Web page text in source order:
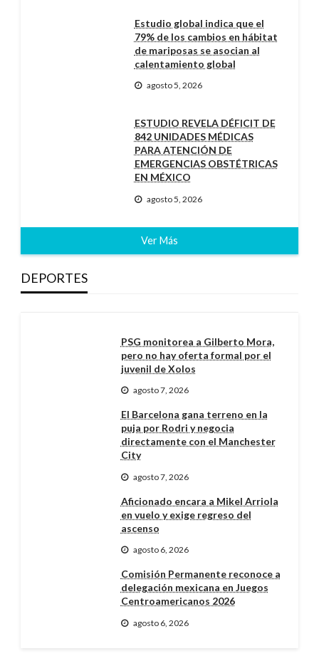
Estudio global indica que el
79% de los cambios en hábitat
de mariposas se asocian al
calentamiento global
agosto 5, 2026
ESTUDIO REVELA DÉFICIT DE
842 UNIDADES MÉDICAS
PARA ATENCIÓN DE
EMERGENCIAS OBSTÉTRICAS
EN MÉXICO
agosto 5, 2026
Ver Más
DEPORTES
PSG monitorea a Gilberto Mora,
pero no hay oferta formal por el
juvenil de Xolos
agosto 7, 2026
El Barcelona gana terreno en la
puja por Rodri y negocia
directamente con el Manchester
City
agosto 7, 2026
Aficionado encara a Mikel Arriola
en vuelo y exige regreso del
ascenso
agosto 6, 2026
Comisión Permanente reconoce a
delegación mexicana en Juegos
Centroamericanos 2026
agosto 6, 2026